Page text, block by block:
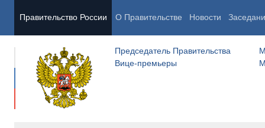
Правительство России О Правительстве Новости
Председатель Правительства
Вице-премьеры